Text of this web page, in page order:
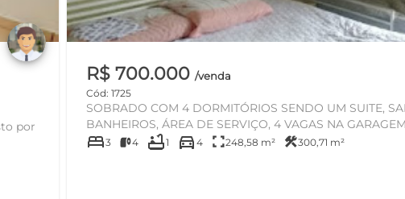
R$ 700.000/venda
Cód: 1725
SOBRADO COM 4 DORMITÓRIOS SENDO UM SUITE,
BANHEIROS, ÁREA DE SERVIÇO, 4 VAGAS NA
bed3 4 bathtub1 directions_car 4 fullscreen248,58 m² construction300,71 m²